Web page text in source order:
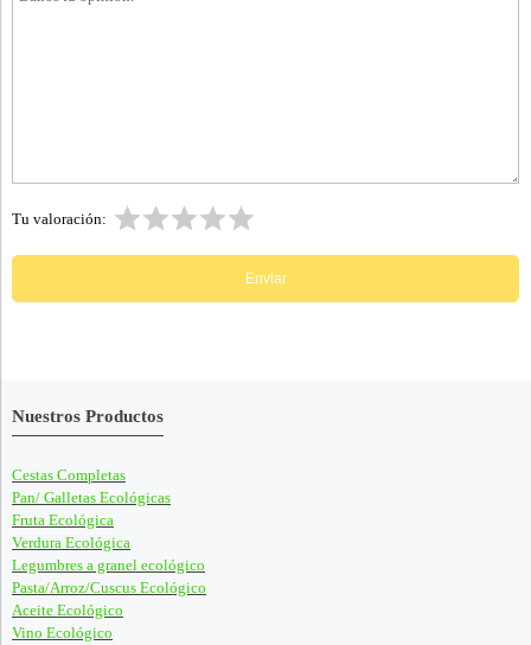
Tu valoración:
Nuestros Productos
Cestas Completas
Pan/ Galletas Ecológicas
Fruta Ecológica
Verdura Ecológica
Legumbres a granel ecológico
Pasta/Arroz/Cuscus Ecológico
Aceite Ecológico
Vino Ecológico